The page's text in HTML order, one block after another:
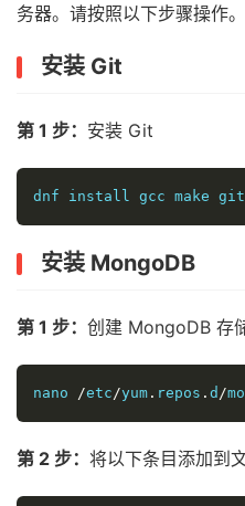
务器。请按照以下步骤操作。
安装 Git
第 1 步： 安装 Git
dnf install gcc make git
安装 MongoDB
第 1 步： 创建 MongoDB 存
nano
/etc /yum . repos . d /
第 2 步： 将以下条目添加到